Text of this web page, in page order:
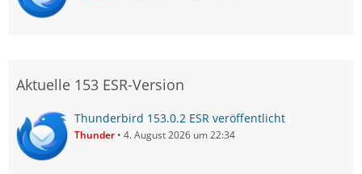
Aktuelle 153 ESR-Version
Thunderbird 153.0.2 ESR veröffentlicht
Thunder 4. August 2026 um 22:34